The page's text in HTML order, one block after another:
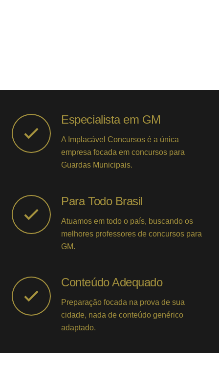
Especialista em GM
A Implacável Concursos é a única
empresa focada em concursos para
Guardas Municipais.
Para Todo Brasil
Atuamos em todo o país, buscando os
melhores professores de concursos para
GM.
Conteúdo Adequado
Preparação focada na prova de sua
cidade, nada de conteúdo genérico
adaptado.